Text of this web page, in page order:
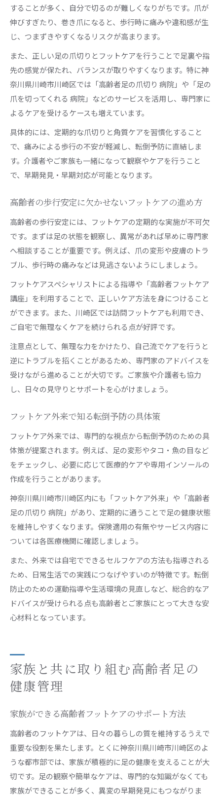
することが多く、自分で切るのが難しくなりがちです。爪が
伸びすぎたり、巻き爪になると、歩行時に痛みや違和感が生
じ、つまずきやすくなるリスクが高まります。
また、正しい足の爪切りとフットケアを行うことで足裏や指
先の感覚が保たれ、バランスが取りやすくなります。特に神
奈川県川崎市川崎区では「高齢者足の爪切り 病院」や「足の
爪を切ってくれる 病院」などのサービスを活用し、専門家に
よるケアを受けるケースも増えています。
具体的には、定期的な爪切りと角質ケアを習慣化すること
で、痛みによる歩行の不安が軽減し、転倒予防に直結しま
す。介護者やご家族も一緒になって観察やケアを行うこと
で、早期発見・早期対応が可能となります。
高齢者の歩行安定に欠かせないフットケアの進め方
高齢者の歩行安定には、フットケアの定期的な実施が不可欠
です。まずは足の状態を観察し、異常があれば早めに専門家
へ相談することが重要です。例えば、爪の変形や皮膚のトラ
ブル、歩行時の痛みなどは見逃さないようにしましょう。
フットケアスペシャリストによる指導や「高齢者フットケア
講座」を利用することで、正しいケア方法を身につけること
ができます。また、川崎区では訪問フットケアも利用でき、
ご自宅で無理なくケアを続けられる点が好評です。
注意点として、無理な力をかけたり、自己流でケアを行うと
逆にトラブルを招くことがあるため、専門家のアドバイスを
受けながら進めることが大切です。ご家族や介護者も協力
し、日々の見守りとサポートを心がけましょう。
フットケア外来で知る転倒予防の具体策
フットケア外来では、専門的な視点から転倒予防のための具
体策が提案されます。例えば、足の変形やタコ・魚の目など
をチェックし、必要に応じて医療的ケアや専用インソールの
作成を行うことがあります。
神奈川県川崎市川崎区内にも「フットケア外来」や「高齢者
足の爪切り 病院」があり、定期的に通うことで足の健康状態
を維持しやすくなります。保険適用の有無やサービス内容に
ついては各医療機関に確認しましょう。
また、外来では自宅でできるセルフケアの方法も指導される
ため、日常生活での実践につなげやすいのが特徴です。転倒
防止のための運動指導や生活環境の見直しなど、総合的なア
ドバイスが受けられる点も高齢者とご家族にとって大きな安
心材料となっています。
家族と共に取り組む高齢者足の
健康管理
家族ができる高齢者フットケアのサポート方法
高齢者のフットケアは、日々の暮らしの質を維持するうえで
重要な役割を果たします。とくに神奈川県川崎市川崎区のよ
うな都市部では、家族が積極的に足の健康を支えることが大
切です。足の観察や簡単なケアは、専門的な知識がなくても
家族ができることが多く、異変の早期発見にもつながりま